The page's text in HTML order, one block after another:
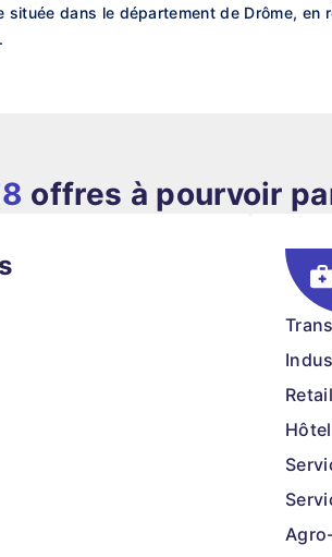
dans le département de Drôme,
offres à pourvoir
Retail